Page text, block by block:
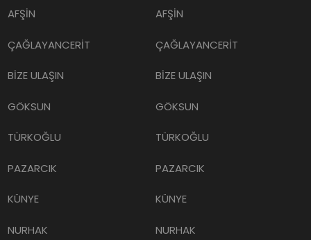
AFŞİN
ÇAĞLAYANCERİT
BİZE ULAŞIN
GÖKSUN
TÜRKOĞLU
PAZARCIK
KÜNYE
NURHAK
AFŞİN
ÇAĞLAYANCERİT
BİZE ULAŞIN
GÖKSUN
TÜRKOĞLU
PAZARCIK
KÜNYE
NURHAK